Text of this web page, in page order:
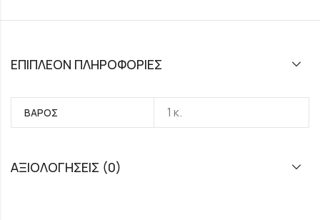
ΕΠΙΠΛΈΟΝ ΠΛΗΡΟΦΟΡΊΕΣ
ΒΆΡΟΣ 1 κ.
ΑΞΙΟΛΟΓΉΣΕΙΣ (0)